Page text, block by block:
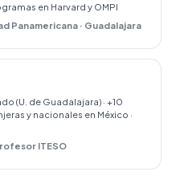
en Harvard y OMPI
Panamericana · Guadalajara
(U. de Guadalajara) · +10
y nacionales en México ·
ITESO